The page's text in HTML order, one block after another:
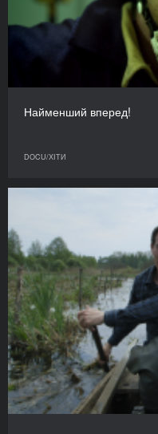
Найменший вперед!
DOCU/ХІТИ